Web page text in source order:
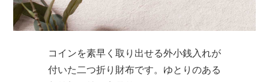
コインを素早く取り出せる外小銭入れが
付いた二つ折り財布です。ゆとりのある